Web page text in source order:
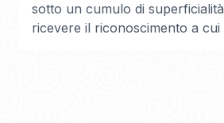
sotto un cumulo di
ricevere il riconoscimento a